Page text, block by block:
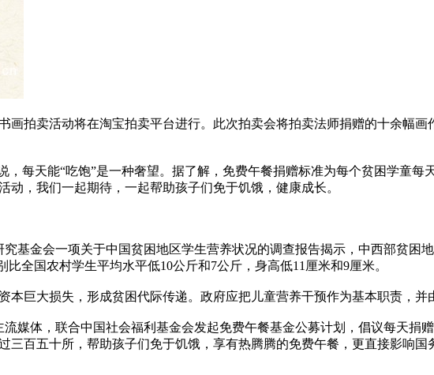
画拍卖活动将在淘宝拍卖平台进行。此次拍卖会将拍卖法师捐赠的十余幅
每天能“吃饱”是一种奢望。据了解，免费午餐捐赠标准为每个贫困学童每
，我们一起期待，一起帮助孩子们免于饥饿，健康成长。
金会一项关于中国贫困地区学生营养状况的调查报告揭示，中西部贫困
全国农村学生平均水平低10公斤和7公斤，身高低11厘米和9厘米。
巨大损失，形成贫困代际传递。政府应把儿童营养干预作为基本职责，并
体，联合中国社会福利基金会发起免费午餐基金公募计划，倡议每天捐
三百五十所，帮助孩子们免于饥饿，享有热腾腾的免费午餐，更直接影响